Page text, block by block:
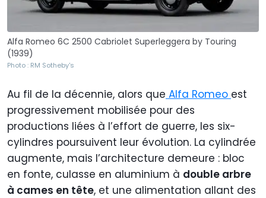
Alfa Romeo 6C 2500 Cabriolet Superleggera by Touring
(1939)
Photo : RM Sotheby's
Au fil de la décennie, alors que Alfa Romeo est
progressivement mobilisée pour des
productions liées à l’effort de guerre, les six-
cylindres poursuivent leur évolution. La cylindrée
augmente, mais l’architecture demeure : bloc
en fonte, culasse en aluminium à double arbre
à cames en tête, et une alimentation allant des